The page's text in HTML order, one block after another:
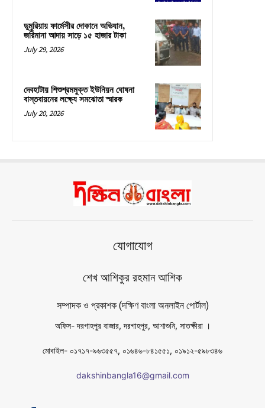
ডুমুরিয়ায় ফার্মেসীর দোকানে অভিযান,
জরিমানা আদায় সাড়ে ১৫ হাজার টাকা
July 29, 2026
দেবহাটায় শিশুশ্রমমুক্ত ইউনিয়ন ঘোষনা
বাস্তবায়নের লক্ষ্যে সমঝোতা স্মারক
July 20, 2026
যোগাযোগ
শেখ আশিকুর রহমান আশিক
সম্পাদক ও প্রকাশক (দক্ষিণ বাংলা অনলাইন পোর্টাল)
অফিস- দরগাহপুর বাজার, দরগাহপুর, আশাশুনি, সাতক্ষীরা ।
মোবাইল- ০১৭১৭-৯৬৩৫৫৭, ০১৬৪৬-৮৪১৫৫১, ০১৯১২-৫৯৮৩৪৬
dakshinbangla16@gmail.com